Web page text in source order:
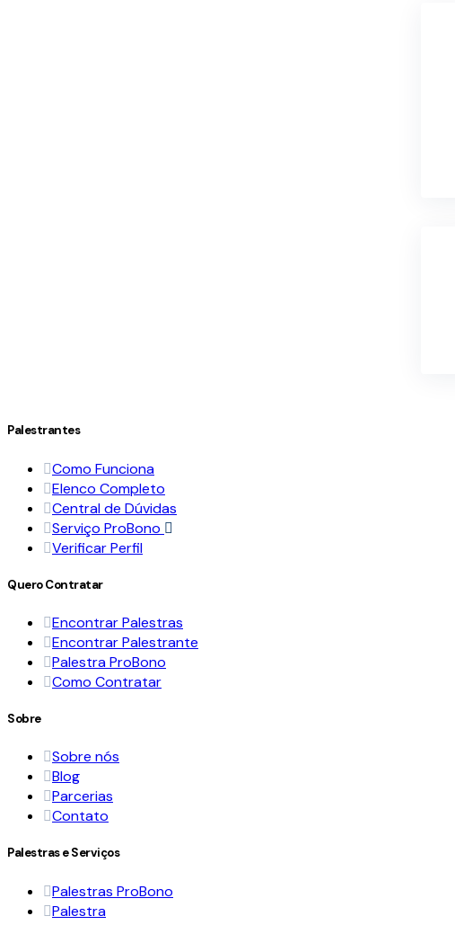
Palestrantes
Como Funciona
Elenco Completo
Central de Dúvidas
Serviço ProBono
Verificar Perfil
Quero Contratar
Encontrar Palestras
Encontrar Palestrante
Palestra ProBono
Como Contratar
Sobre
Sobre nós
Blog
Parcerias
Contato
Palestras e Serviços
Palestras ProBono
Palestra